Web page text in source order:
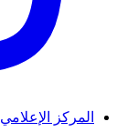
المركز الإعلامي